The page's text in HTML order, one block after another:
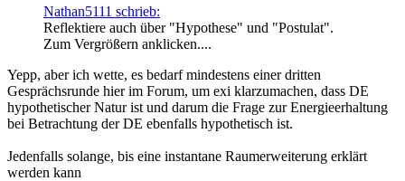
Nathan5111 schrieb:
Reflektiere auch über "Hypothese" und "Postulat".
Zum Vergrößern anklicken....
Yepp, aber ich wette, es bedarf mindestens einer dritten
Gesprächsrunde hier im Forum, um exi klarzumachen, dass DE
hypothetischer Natur ist und darum die Frage zur Energieerhaltung
bei Betrachtung der DE ebenfalls hypothetisch ist.
Jedenfalls solange, bis eine instantane Raumerweiterung erklärt
werden kann